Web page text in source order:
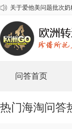
2026年春节欧洲GO放
问答首页
热门海淘问答